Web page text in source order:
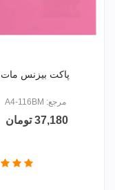
پاکت بیزنس مات
مرجع: A4-116BM
37,180 تومان